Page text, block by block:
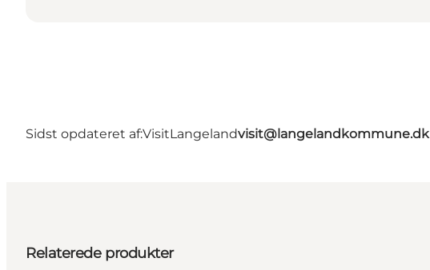
Sidst opdateret af:VisitLangelandvisit@langelandkommune.dk
Relaterede produkter